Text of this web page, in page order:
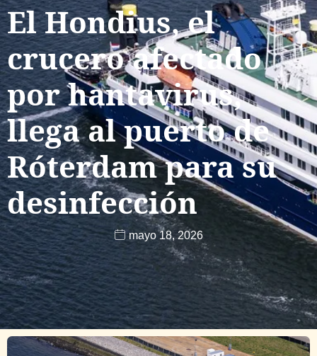
El Hondius, el
crucero afectado
por hantavirus,
llega al puerto de
Róterdam para su
desinfección
mayo 18, 2026